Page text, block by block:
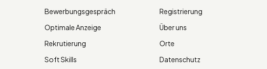
Bewerbungsgespräch
Optimale Anzeige
Rekrutierung
Soft Skills
Registrierung
Über uns
Orte
Datenschutz